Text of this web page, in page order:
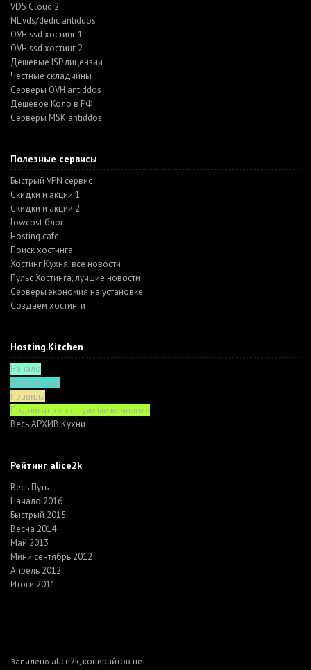
VDS Cloud 2
NL vds/dedic antiddos
OVH ssd хостинг 1
OVH ssd хостинг 2
Дешевые ISP лицензии
Честные складчины
Серверы OVH antiddos
Дешевое Коло в РФ
Серверы MSK antiddos
Полезные сервисы
Быстрый VPN сервис
Скидки и акции 1
Скидки и акции 2
lowcost блог
Hosting.cafe
Поиск хостинга
Хостинг Кухня, все новости
Пульс Хостинга, лучшие новости
Серверы экономия на установке
Создаем хостинги
Hosting.Kitchen
Начало
Функционал
Правила
Подписаться на нужные компании
Весь АРХИВ Кухни
Рейтинг alice2k
Весь Путь
Начало 2016
Быстрый 2015
Весна 2014
Май 2013
Мини сентябрь 2012
Апрель 2012
Итоги 2011
Запилено alice2k, копирайтов нет